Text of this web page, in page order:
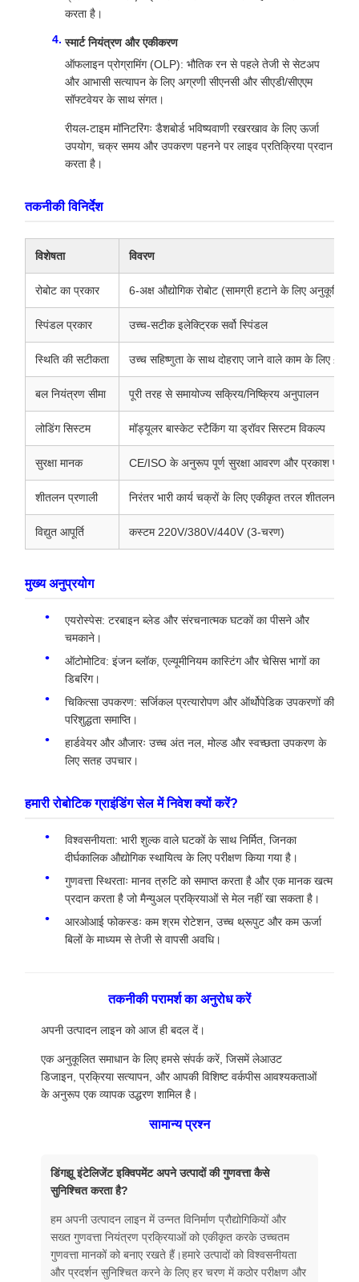
करता है।
स्मार्ट नियंत्रण और एकीकरण
ऑफलाइन प्रोग्रामिंग (OLP): भौतिक रन से पहले तेजी से सेटअप
और आभासी सत्यापन के लिए अग्रणी सीएनसी और सीएडी/सीएएम
सॉफ्टवेयर के साथ संगत।
रीयल-टाइम मॉनिटरिंगः डैशबोर्ड भविष्यवाणी रखरखाव के लिए ऊर्जा
उपयोग, चक्र समय और उपकरण पहनने पर लाइव प्रतिक्रिया प्रदान
करता है।
तकनीकी विनिर्देश
विशेषता विवरण
रोबोट का प्रकार 6-अक्ष औद्योगिक रोबोट (सामग्री हटाने के लिए अनुकूलित)
स्पिंडल प्रकार उच्च-सटीक इलेक्ट्रिक सर्वो स्पिंडल
स्थिति की सटीकता उच्च सहिष्णुता के साथ दोहराए जाने वाले काम के लिए
बल नियंत्रण सीमा पूरी तरह से समायोज्य सक्रिय/निष्क्रिय अनुपालन
लोडिंग सिस्टम मॉड्यूलर बास्केट स्टैकिंग या ड्रॉवर सिस्टम विकल्प
सुरक्षा मानक CE/ISO के अनुरूप पूर्ण सुरक्षा आवरण और प्रकाश पर्दे के
शीतलन प्रणाली निरंतर भारी कार्य चक्रों के लिए एकीकृत तरल शीतलन
विद्युत आपूर्ति कस्टम 220V/380V/440V (3-चरण)
मुख्य अनुप्रयोग
एयरोस्पेस: टरबाइन ब्लेड और संरचनात्मक घटकों का पीसने और
चमकाने।
ऑटोमोटिव: इंजन ब्लॉक, एल्यूमीनियम कास्टिंग और चेसिस भागों का
डिबरिंग।
चिकित्सा उपकरण: सर्जिकल प्रत्यारोपण और ऑर्थोपेडिक उपकरणों की
परिशुद्धता समाप्ति।
हार्डवेयर और औजारः उच्च अंत नल, मोल्ड और स्वच्छता उपकरण के
लिए सतह उपचार।
हमारी रोबोटिक ग्राइंडिंग सेल में निवेश क्यों करें?
विश्वसनीयता: भारी शुल्क वाले घटकों के साथ निर्मित, जिनका
दीर्घकालिक औद्योगिक स्थायित्व के लिए परीक्षण किया गया है।
गुणवत्ता स्थिरताः मानव त्रुटि को समाप्त करता है और एक मानक खत्म
प्रदान करता है जो मैन्युअल प्रक्रियाओं से मेल नहीं खा सकता है।
आरओआई फोकस्डः कम श्रम रोटेशन, उच्च थ्रूपुट और कम ऊर्जा
बिलों के माध्यम से तेजी से वापसी अवधि।
तकनीकी परामर्श का अनुरोध करें
अपनी उत्पादन लाइन को आज ही बदल दें।
एक अनुकूलित समाधान के लिए हमसे संपर्क करें, जिसमें लेआउट
डिजाइन, प्रक्रिया सत्यापन, और आपकी विशिष्ट वर्कपीस आवश्यकताओं
के अनुरूप एक व्यापक उद्धरण शामिल है।
सामान्य प्रश्न
डिंगझू इंटेलिजेंट इक्विपमेंट अपने उत्पादों की गुणवत्ता कैसे
सुनिश्चित करता है?
हम अपनी उत्पादन लाइन में उन्नत विनिर्माण प्रौद्योगिकियों और
सख्त गुणवत्ता नियंत्रण प्रक्रियाओं को एकीकृत करके उच्चतम
गुणवत्ता मानकों को बनाए रखते हैं।हमारे उत्पादों को विश्वसनीयता
और प्रदर्शन सुनिश्चित करने के लिए हर चरण में कठोर परीक्षण और